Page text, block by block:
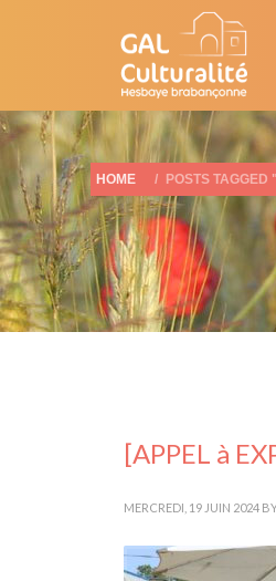
HOME POSTS
[APPEL à
MERCREDI, 19 JUIN 2024